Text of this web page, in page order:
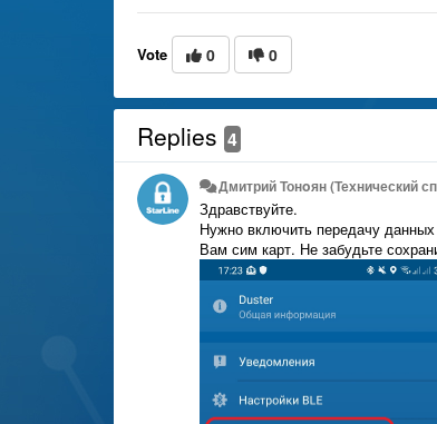
Vote 0 0
Replies 4
Дмитрий Тонoян (Технический
Здравствуйте.
Нужно включить передачу
Вам сим карт. Не забудьте